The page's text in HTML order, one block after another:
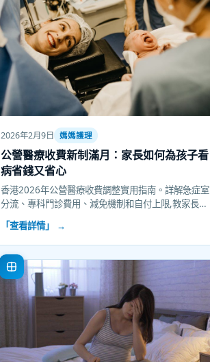
2026年2月9日 媽媽護理
公營醫療收費新制滿月：家長如何為孩子看
病省錢又省心
香港2026年公營醫療收費調整實用指南。詳解急症室
分流、專科門診費用、減免機制和自付上限,教家長善
用母嬰健康院和普通科門診省錢又省心。
「查看詳情」 →